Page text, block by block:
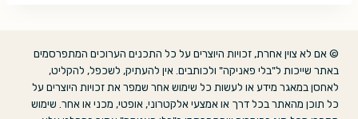
© אם לא צוין אחרת, זכויות היוצרים על כל התכנים הערוכים המתפרסמים
באתר שייכות ל"בלי פאניקה" ולכותבים. אין להעתיק, לשכפל, להקליט,
לאחסן במאגר מידע או לעשות כל שימוש אחר שמפר את זכויות היוצרים על
כל תוכן מהאתר בכל דרך או אמצעי אלקטרוני, אופטי, מכני או אחר. שימוש